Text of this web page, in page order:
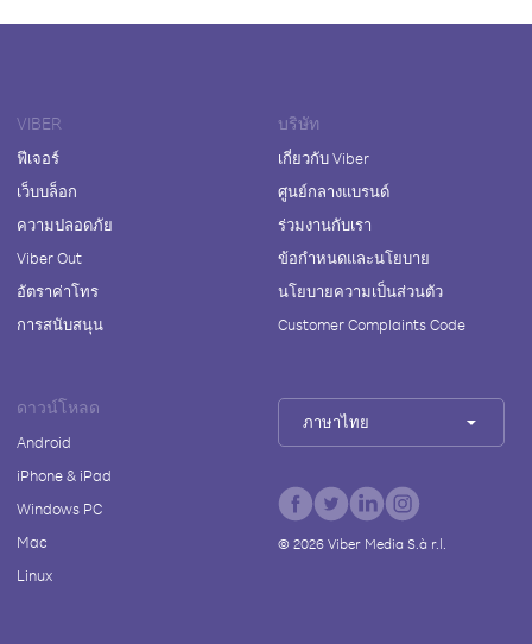
VIBER
ฟีเจอร์
เว็บบล็อก
ความปลอดภัย
Viber Out
อัตราค่าโทร
การสนับสนุน
บริษัท
เกี่ยวกับ Viber
ศูนย์กลางแบรนด์
ร่วมงานกับเรา
ข้อกำหนดและนโยบาย
นโยบายความเป็นส่วนตัว
Customer Complaints Code
ดาวน์โหลด
Android
iPhone & iPad
Windows PC
Mac
Linux
ภาษาไทย
© 2026Viber Media S.à r.l.